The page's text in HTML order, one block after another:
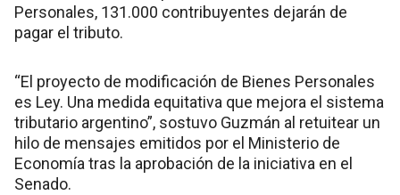
Personales, 131.000 contribuyentes dejarán de
pagar el tributo.
“El proyecto de modificación de Bienes Personales
es Ley. Una medida equitativa que mejora el sistema
tributario argentino”, sostuvo Guzmán al retuitear un
hilo de mensajes emitidos por el Ministerio de
Economía tras la aprobación de la iniciativa en el
Senado.